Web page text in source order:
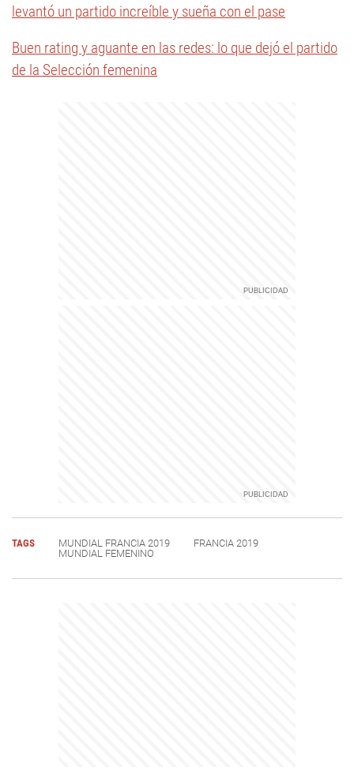
levantó un partido increíble y sueña con el pase
Buen rating y aguante en las redes: lo que dejó el partido
de la Selección femenina
TAGS MUNDIAL FRANCIA 2019
FRANCIA 2019
MUNDIAL FEMENINO